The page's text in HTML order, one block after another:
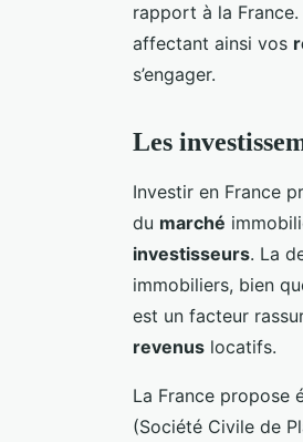
rapport à la
affectant ainsi vos
s’engager.
Les
Investir en France
du marché
investisseurs. La
immobiliers, bien
est un facteur
revenus locatifs.
La France propose
(Société Civile de